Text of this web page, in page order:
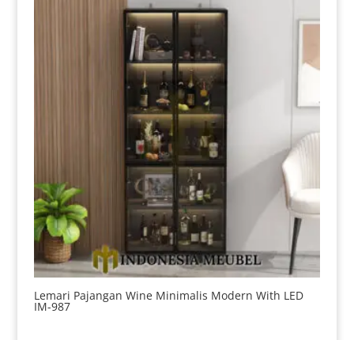
Lemari Pajangan Wine Minimalis Modern With LED
IM-987